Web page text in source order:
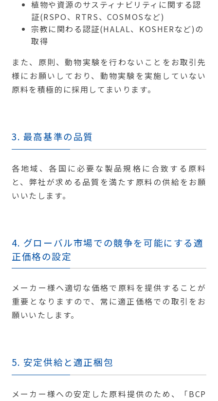
植物や資源のサスティナビリティに関する認
証(RSPO、RTRS、COSMOSなど)
宗教に関わる認証(HALAL、KOSHERなど)の
取得
また、原則、動物実験を行わないことをお取引先
様にお願いしており、動物実験を実施していない
原料を積極的に採用してまいります。
3. 最高基準の品質
各地域、各国に必要な製品規格に合致する原料
と、弊社が求める品質を満たす原料の供給をお願
いいたします。
4. グローバル市場での競争を可能にする適
正価格の設定
メーカー様へ適切な価格で原料を提供することが
重要となりますので、常に適正価格での取引をお
願いいたします。
5. 安定供給と適正梱包
メーカー様への安定した原料提供のため、「BCP